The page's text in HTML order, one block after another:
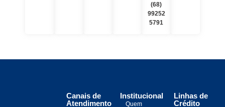
(68)
99252
5791
Canais de
Atendimento
Institucional
Quem
Linhas de
Crédito